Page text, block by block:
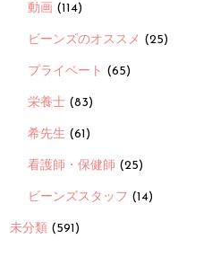
動画 (114)
ビーンズのオススメ (25)
プライベート (65)
栄養士 (83)
希先生 (61)
看護師・保健師 (25)
ビーンズスタッフ (14)
未分類 (591)